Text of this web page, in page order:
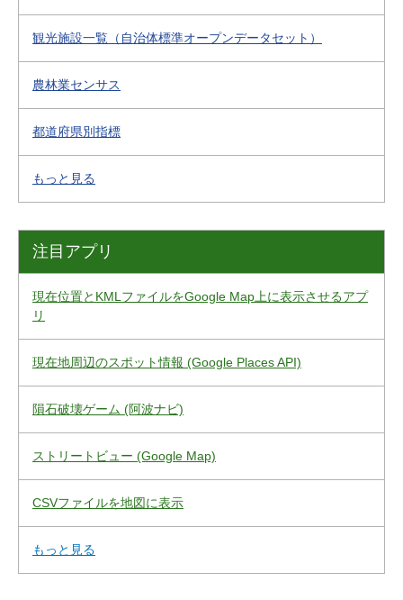
観光施設一覧（自治体標準オープンデータセット）
農林業センサス
都道府県別指標
もっと見る
注目アプリ
現在位置とKMLファイルをGoogle Map上に表示させるアプ
リ
現在地周辺のスポット情報 (Google Places API)
隕石破壊ゲーム (阿波ナビ)
ストリートビュー (Google Map)
CSVファイルを地図に表示
もっと見る